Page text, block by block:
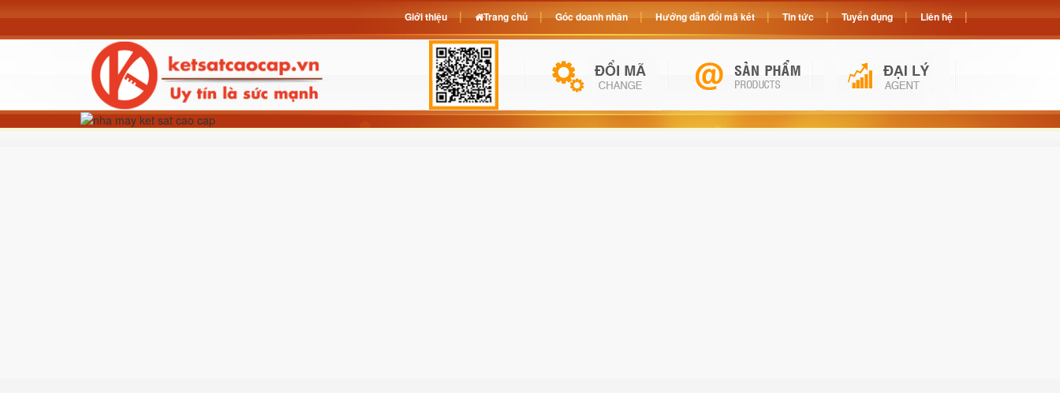
Giới thiệu Trang chủ Góc doanh nhân Hướng dẫn đổi mã két Tin tức Tuyển dụng Liên hệ